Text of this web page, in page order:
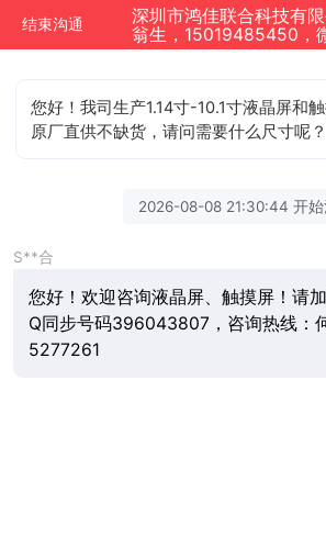
结束沟通
翁生，15019485450，
您好！我司生产1.14寸-10.1寸液晶屏和
原厂直供不缺货，请问需要什么尺寸呢？
2026-08-08 21:30:44 开始
S**合
您好！欢迎咨询液晶屏、触摸屏！请
Q同步号码396043807，咨询热线：
5277261